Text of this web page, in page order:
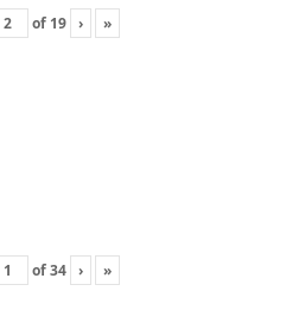
of 19 › »
of34 › »